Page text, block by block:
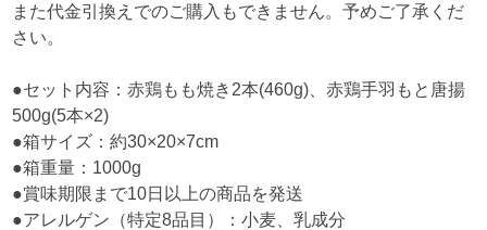
また代金引換えでのご購入もできません。予めご了承くだ
さい。
●セット内容：赤鶏もも焼き2本(460g)、赤鶏手羽もと唐揚
500g(5本×2)
●箱サイズ：約30×20×7cm
●箱重量：1000g
●賞味期限まで10日以上の商品を発送
●アレルゲン（特定8品目）：小麦、乳成分